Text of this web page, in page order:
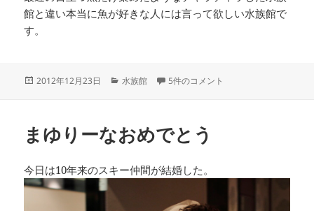
館と違い本当に魚が好きな人には言って欲しい水族館で
す。
投
2012年12月23日
カ
ー
水族館 油壺マリンパーク への
5件のコメント
まゆりーなおめでとう
今日は10年来のスキー仲間が結婚した。